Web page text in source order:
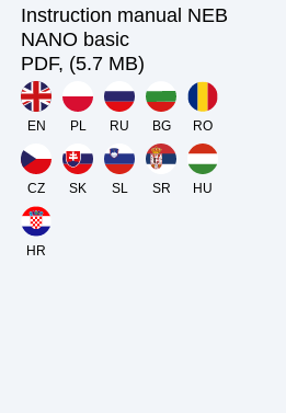
Instruction manual NEB
NANO basic
PDF, (5.7 MB)
EN PL RU BG RO
CZ SK SL SR HU
HR